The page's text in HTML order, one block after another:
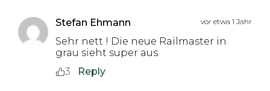
Stefan Ehmann vor etwa 1 Jahr
Sehr nett ! Die neue Railmaster in
grau sieht super aus.
3
Reply